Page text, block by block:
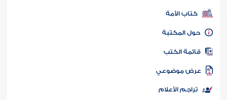
كتب PDF
كتاب الأمة
المكتبة
الكتب
موضوعي